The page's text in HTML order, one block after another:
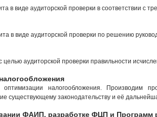
в виде аудиторской проверки в соответствии с
в виде аудиторской проверки по решению
целью аудиторской проверки правильности
налогообложения. Производим
существующему законодательству и её
ФАИП, разработке ФЦП и Программ